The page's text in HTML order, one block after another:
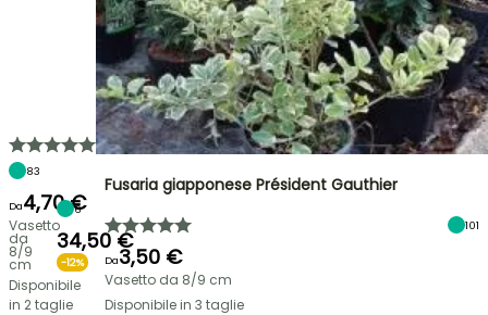
83
Da4,70 €
Vasetto
da
8/9
cm
Disponibile
in 2 taglie
6
34,50 €
-12%
Fusaria giapponese Président Gauthier
101
Da3,50 €
Vasetto da 8/9 cm
Disponibile in 3 taglie